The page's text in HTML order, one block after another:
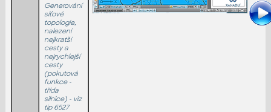
Generování
síťové
topologie,
nalezení
nejkratší
cesty a
nejrychlejší
cesty
(pokutová
funkce -
třída
silnice) - viz
tip 6527